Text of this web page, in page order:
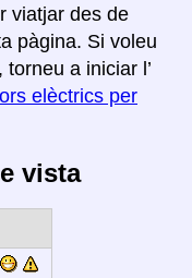
viatjar des de
pàgina. Si voleu
a iniciar l’
elèctrics per
vista